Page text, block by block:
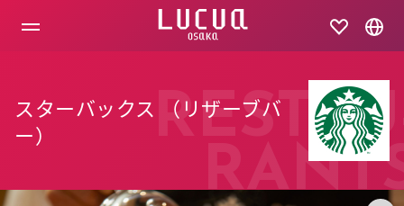
スターバックス （リザーブバ
ー）